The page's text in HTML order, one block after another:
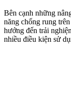
Bên cạnh những
năng chống rung
hướng đến trải
nhiều điều kiện sử